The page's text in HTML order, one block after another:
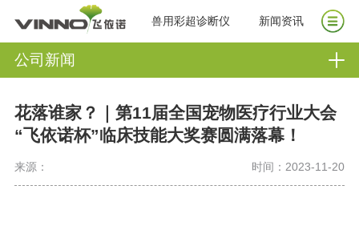
兽用彩超诊断仪 新闻资讯
公司新闻
花落谁家？｜第11届全国宠物医疗行业大会
“飞依诺杯”临床技能大奖赛圆满落幕！
来源： 时间：2023-11-20